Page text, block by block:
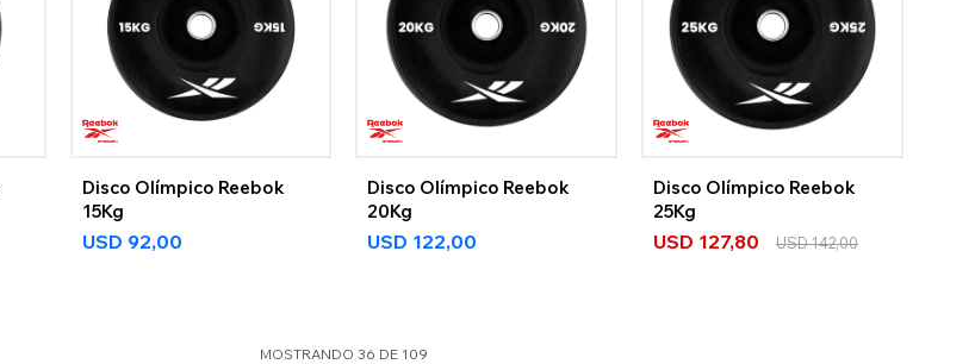
Disco Olímpico Reebok
15Kg
USD 92,00
Disco Olímpico Reebok
20Kg
USD 122,00
Disco Olímpico Reebok
25Kg
USD 127,80 USD142,00
MOSTRANDO 36 DE 109